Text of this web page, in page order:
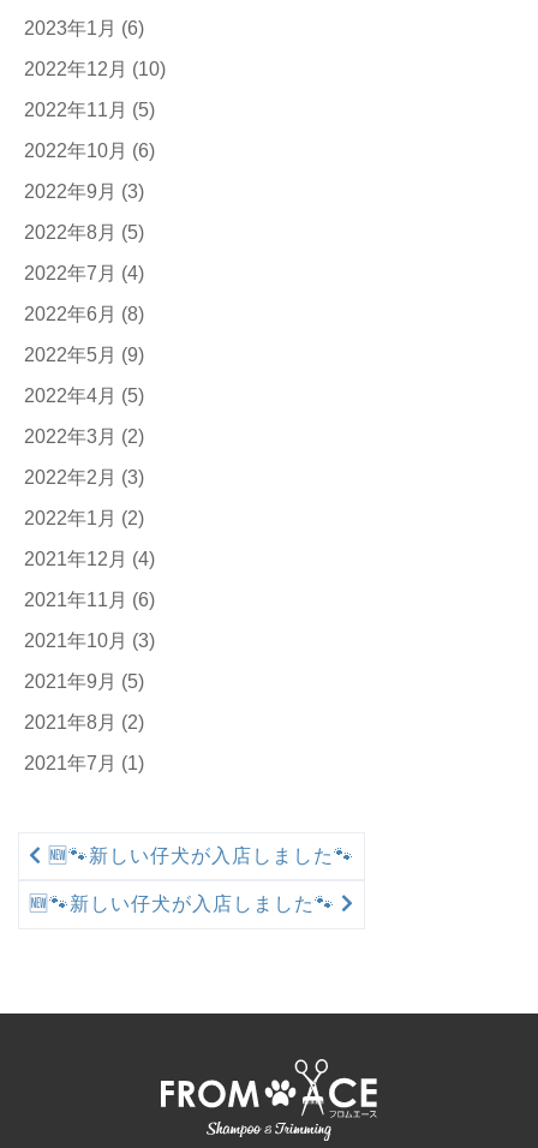
2023年1月 (6)
2022年12月 (10)
2022年11月 (5)
2022年10月 (6)
2022年9月 (3)
2022年8月 (5)
2022年7月 (4)
2022年6月 (8)
2022年5月 (9)
2022年4月 (5)
2022年3月 (2)
2022年2月 (3)
2022年1月 (2)
2021年12月 (4)
2021年11月 (6)
2021年10月 (3)
2021年9月 (5)
2021年8月 (2)
2021年7月 (1)
🆕🐾新しい仔犬が入店しました🐾
🆕🐾新しい仔犬が入店しました🐾